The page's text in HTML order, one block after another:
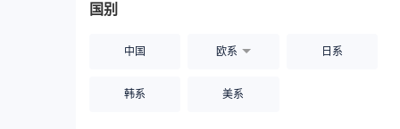
国别
中国 欧系 日系
韩系 美系